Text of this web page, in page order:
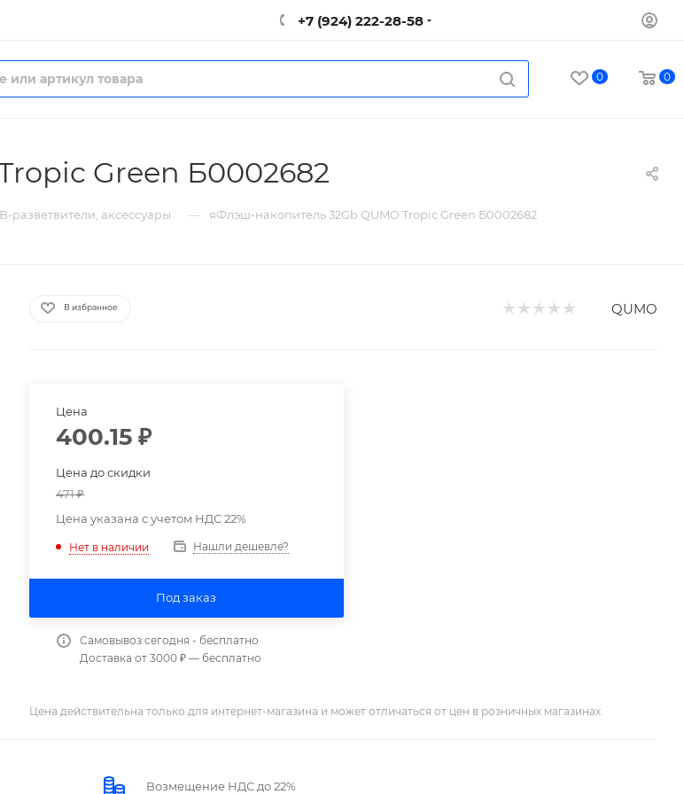
+7 (924) 222-28-58
0 0
Green Б0002682
разветвители, аксессуары — яФлэш-накопитель 32Gb QUMO Tropic Green Б0002682
В избранное QUMO
Цена
400.15 ₽
Цена до скидки
471₽
Цена указана с учетом НДС 22%
Нет в наличии Нашли дешевле?
Под заказ
Самовывоз сегодня - бесплатно
Доставка от 3000 ₽ — бесплатно
Цена действительна только для интернет-магазина и может отличаться от цен в розничных магазинах
Возмещение НДС до 22%